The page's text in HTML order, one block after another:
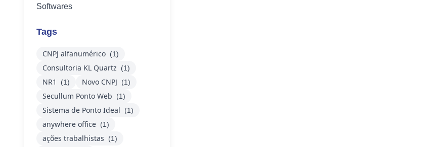
Softwares
Tags
CNPJ alfanumérico (1)
Consultoria KL Quartz (1)
NR1 (1) Novo CNPJ (1)
Secullum Ponto Web (1)
Sistema de Ponto Ideal (1)
anywhere office (1)
ações trabalhistas (1)